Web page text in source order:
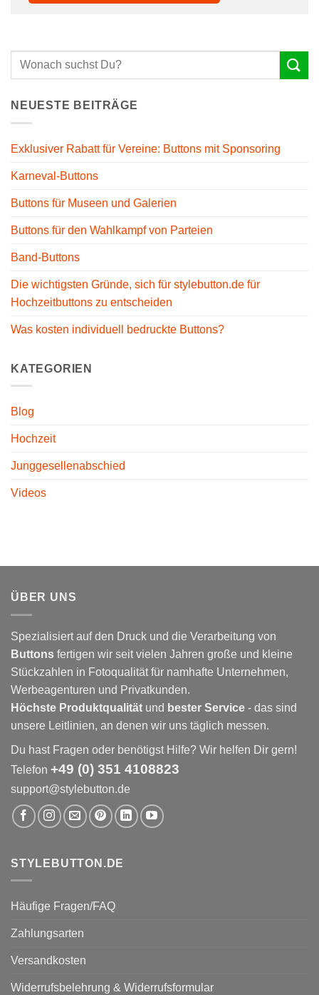
NEUESTE BEITRÄGE
Exklusiver Rabatt für Vereine: Buttons mit Sponsoring
Karneval-Buttons
Buttons für Museen und Galerien
Buttons für den Wahlkampf von Parteien
Band-Buttons
Die wichtigsten Gründe, sich für stylebutton.de für
Hochzeitbuttons zu entscheiden
Was kosten individuell bedruckte Buttons?
KATEGORIEN
Blog
Hochzeit
Junggesellenabschied
Videos
ÜBER UNS
Spezialisiert auf den Druck und die Verarbeitung von
Buttons fertigen wir seit vielen Jahren große und kleine
Stückzahlen in Fotoqualität für namhafte Unternehmen,
Werbeagenturen und Privatkunden.
Höchste Produktqualität und bester Service - das sind
unsere Leitlinien, an denen wir uns täglich messen.
Du hast Fragen oder benötigst Hilfe? Wir helfen Dir gern!
Telefon +49 (0) 351 4108823
support@stylebutton.de
STYLEBUTTON.DE
Häufige Fragen/FAQ
Zahlungsarten
Versandkosten
Widerrufsbelehrung & Widerrufsformular